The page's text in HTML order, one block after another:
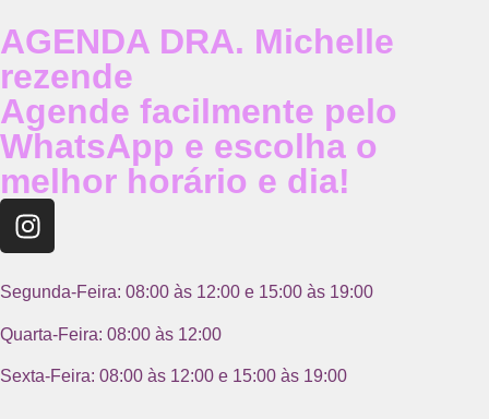
AGENDA DRA. Michelle
rezende
Agende facilmente pelo
WhatsApp e escolha o
melhor horário e dia!
Segunda-Feira: 08:00 às 12:00 e 15:00 às 19:00
Quarta-Feira: 08:00 às 12:00
Sexta-Feira: 08:00 às 12:00 e 15:00 às 19:00